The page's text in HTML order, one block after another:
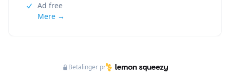
Ad free
Mere →
Betalinger pr